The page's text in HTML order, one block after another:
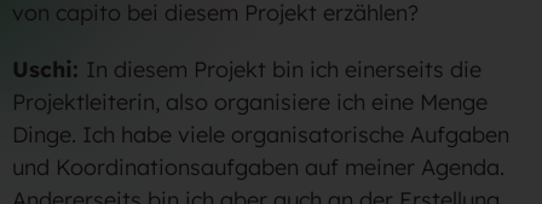
von capito bei diesem Projekt erzählen?
Uschi: In diesem Projekt bin ich einerseits die
Projektleiterin, also organisiere ich eine Menge
Dinge. Ich habe viele organisatorische Aufgaben
und Koordinationsaufgaben auf meiner Agenda.